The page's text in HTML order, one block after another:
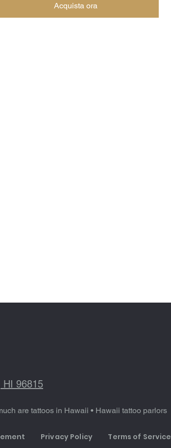
Acquista ora
HI 96815
are tattoos in Hawaii • Hawaii tattoo parlors
Privacy Policy Terms of Service